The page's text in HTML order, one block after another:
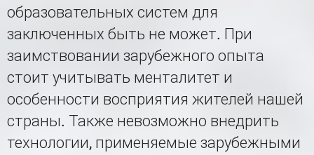
образовательных систем для
заключенных быть не может. При
заимствовании зарубежного опыта
стоит учитывать менталитет и
особенности восприятия жителей нашей
страны. Также невозможно внедрить
технологии, применяемые зарубежными